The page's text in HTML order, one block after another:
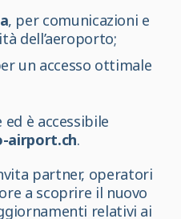
, per comunicazioni e
dell’aeroporto;
un accesso ottimale
è accessibile
airport.ch.
partner, operatori
a scoprire il nuovo
relativi ai